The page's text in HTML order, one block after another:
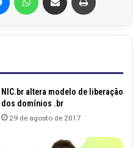
NIC.br altera modelo de liberação
dos domínios .br
29 de agosto de 2017